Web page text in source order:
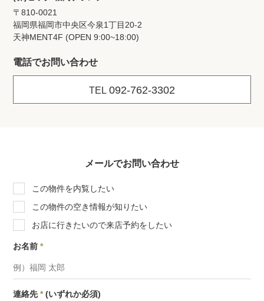
〒810-0021
福岡県福岡市中央区今泉1丁目20‐2
天神MENT4F (OPEN 9:00~18:00)
電話でお問い合わせ
TEL 092-762-3302
メールでお問い合わせ
この物件を内覧したい
この物件の空き情報が知りたい
お店に行きたいので来店予約をしたい
お名前*
連絡先* (いずれか必須)